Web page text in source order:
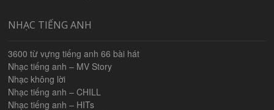
NHẠC TIẾNG ANH
3600 từ vựng tiếng anh 66 bài hát
Nhạc tiếng anh – MV Story
Nhạc không lời
Nhạc tiếng anh – CHILL
Nhạc tiếng anh – HITs